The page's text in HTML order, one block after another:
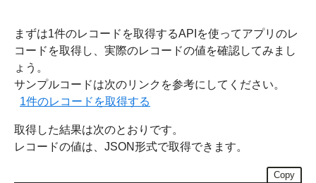
まずは1件のレコードを取得するAPIを使ってアプリのレ
コードを取得し、実際のレコードの値を確認してみまし
ょう。
サンプルコードは次のリンクを参考にしてください。
1件のレコードを取得する
取得した結果は次のとおりです。
レコードの値は、JSON形式で取得できます。
Copy